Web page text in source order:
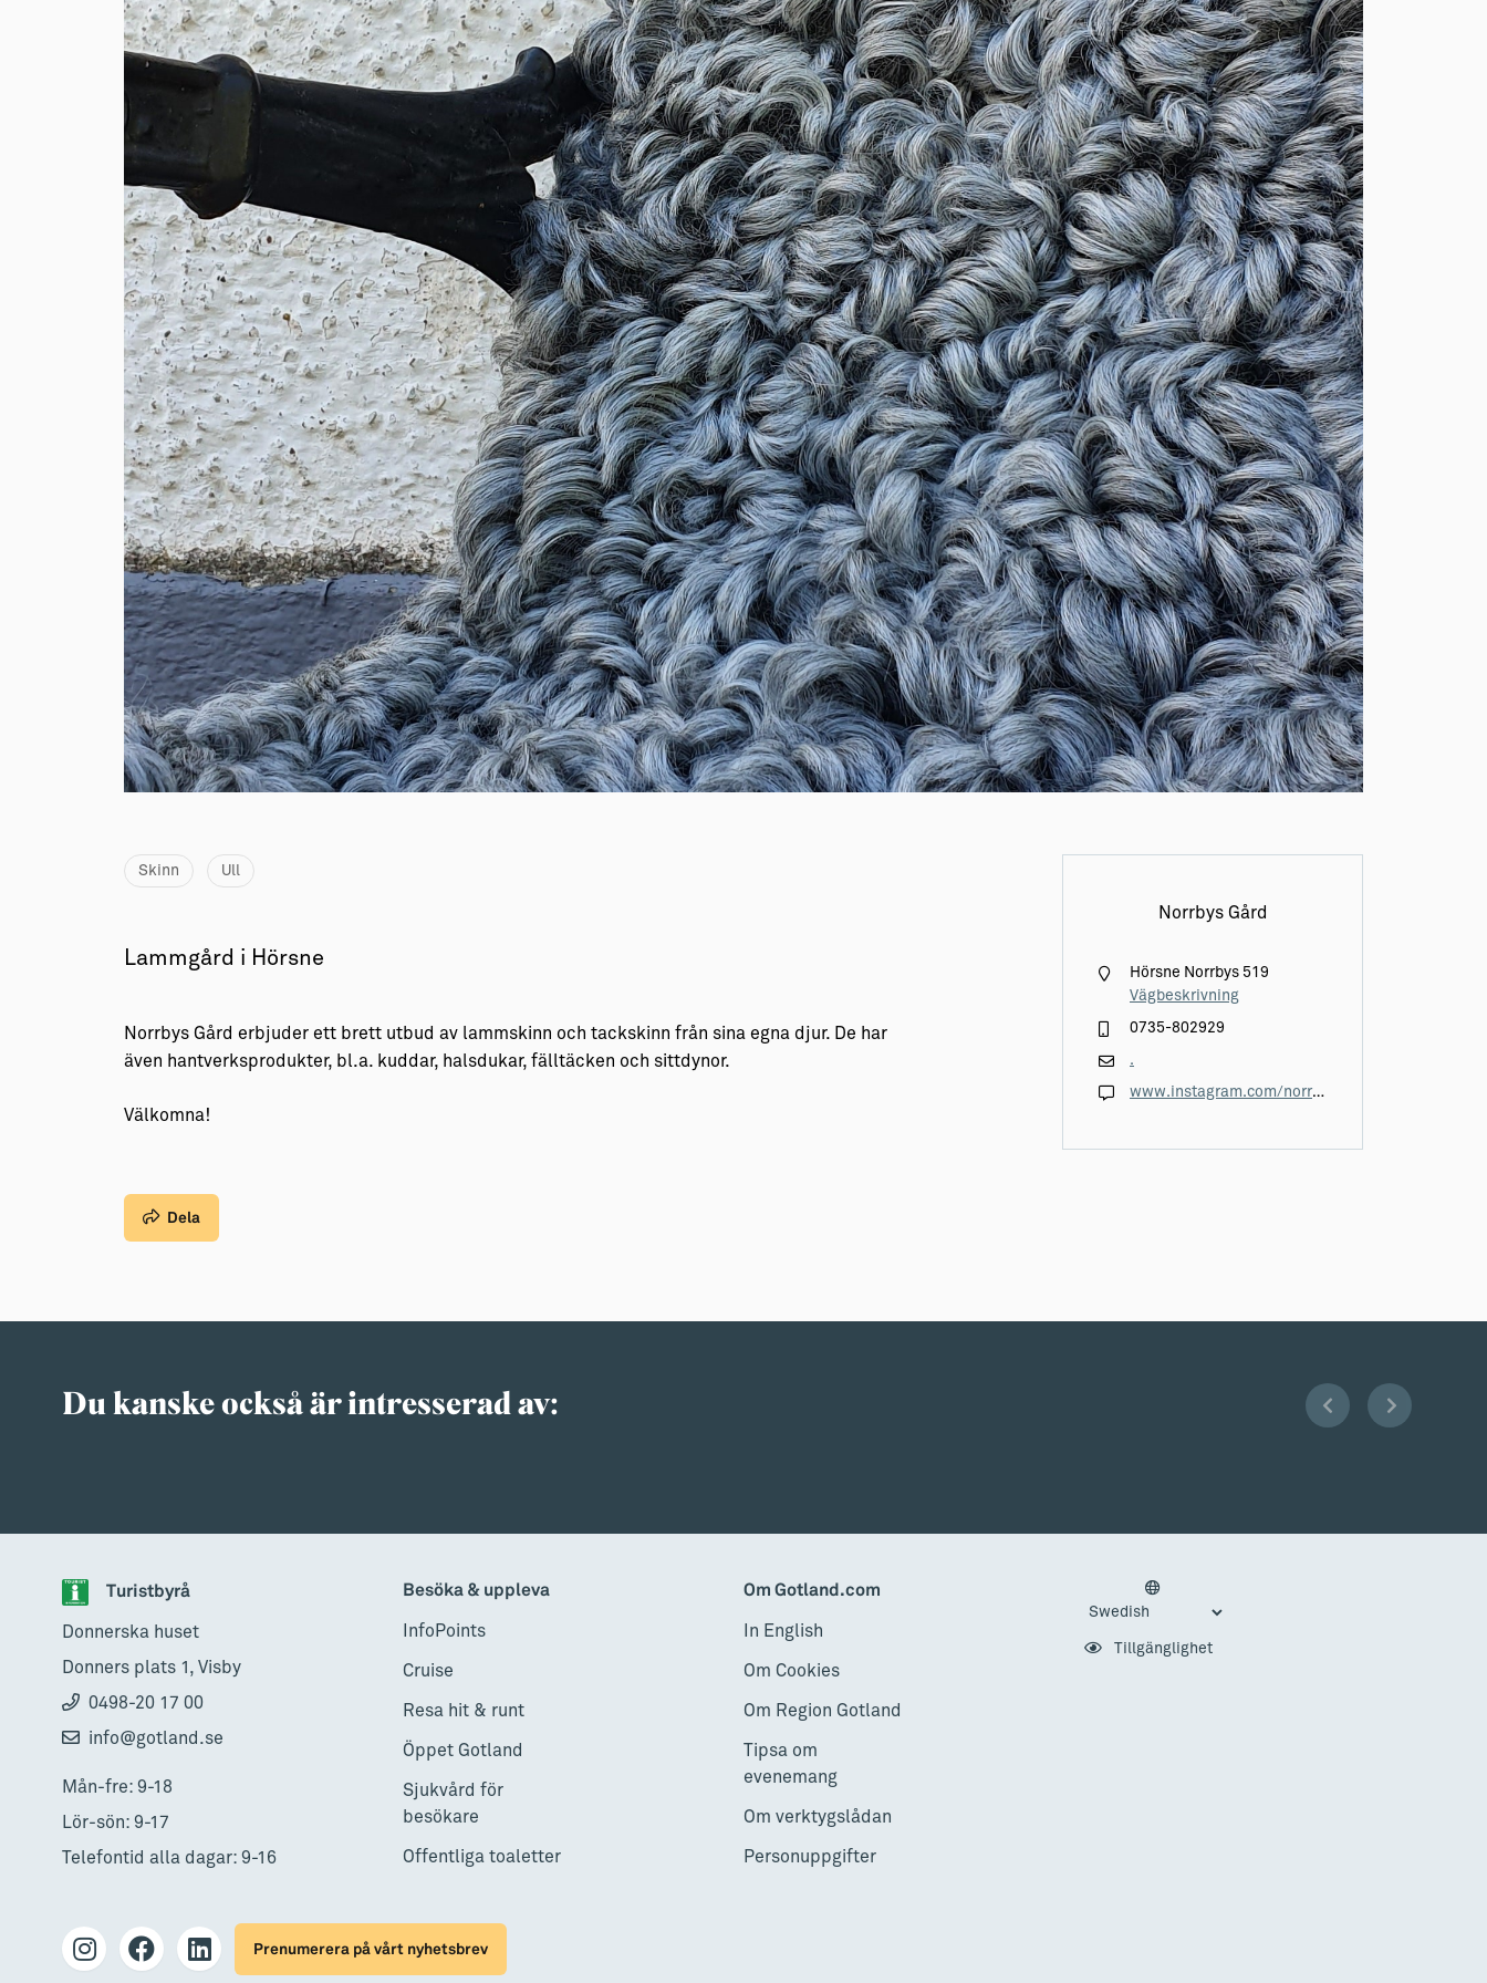
Barn & Familj
Skinn Ull
Lammgård i Hörsne
Norrbys Gård erbjuder ett brett utbud av lammskinn och tackskinn från sina egna djur. De har
även hantverksprodukter, bl.a. kuddar, halsdukar, fälltäcken och sittdynor.
Välkomna!
Norrbys Gård
Hörsne Norrbys 519
Vägbeskrivning
0735-802929
.
www.instagram.com/norrbysgardhorsne/
Dela
Du kanske också är intresserad av:
Turistbyrå
Donnerska huset
Donners plats 1, Visby
0498-20 17 00
info@gotland.se
Mån-fre: 9-18
Lör-sön: 9-17
Telefontid alla dagar: 9-16
Besöka & uppleva
InfoPoints
Cruise
Resa hit & runt
Öppet Gotland
Sjukvård för
besökare
Offentliga toaletter
Om Gotland.com
In English
Om Cookies
Om Region Gotland
Tipsa om
evenemang
Om verktygslådan
Personuppgifter
Tillgänglighet
Prenumerera på vårt nyhetsbrev